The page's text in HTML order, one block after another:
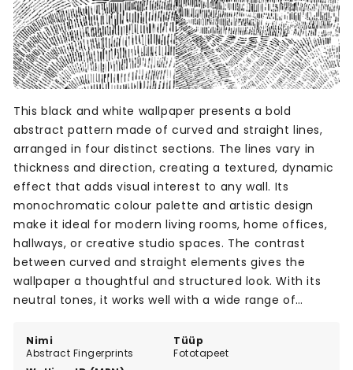
Nimi
Abstract Fingerprints
Tüüp
Fototapeet
This black and white wallpaper presents a bold
abstract pattern made of curved and straight lines,
arranged in four distinct sections. The lines vary in
thickness and direction, creating a textured, dynamic
effect that adds visual interest to any wall. Its
monochromatic colour palette and artistic design
make it ideal for modern living rooms, home offices,
hallways, or creative studio spaces. The contrast
between curved and straight elements gives the
wallpaper a thoughtful and structured look. With its
neutral tones, it works well with a wide range of
atmosphere.